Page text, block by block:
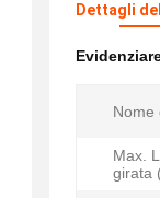
Dettagli
Nome
Max.
girata